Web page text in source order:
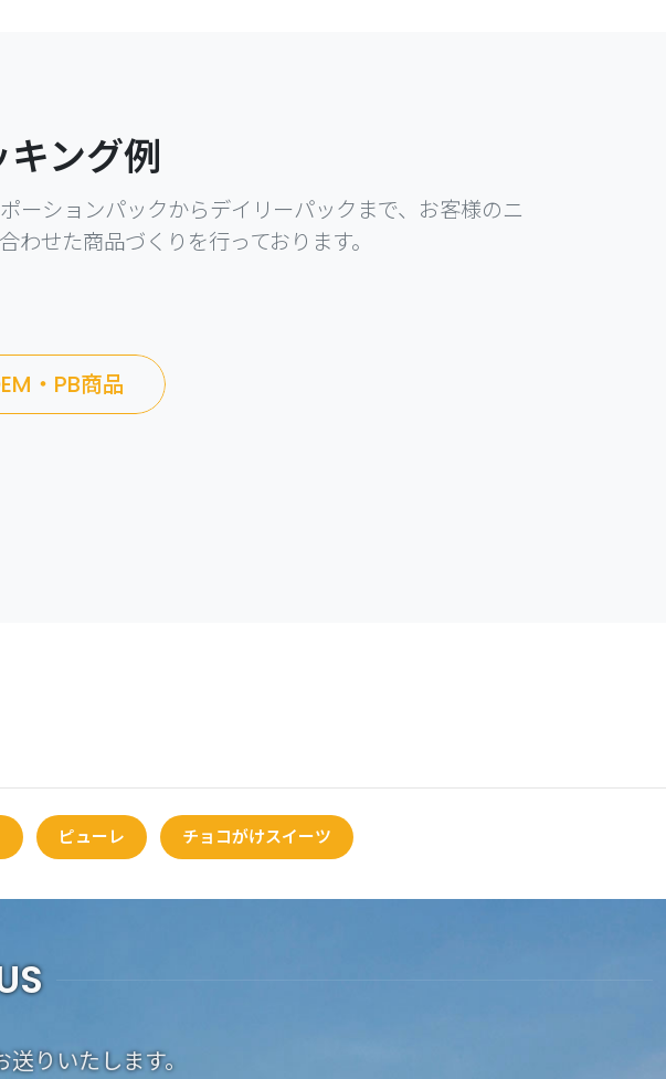
キング例
ーションパックからデイリーパックまで、お客様のニ
わせた商品づくりを行っております。
・PB商品
ピューレ チョコがけスイーツ
りいたします。